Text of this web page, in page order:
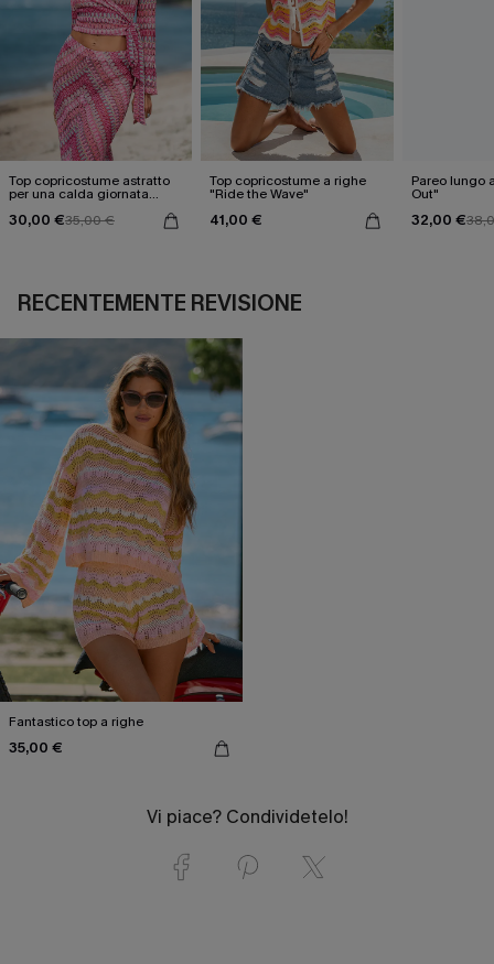
Top copricostume astratto
per una calda giornata
30,00 €35,00 €
Top copricostume a righe
"Ride the Wave"
41,00 €
Pareo lungo
Out"
32,00 €
RECENTEMENTE REVISIONE
Fantastico top a righe
35,00 €
Vi piace? Condividetelo!